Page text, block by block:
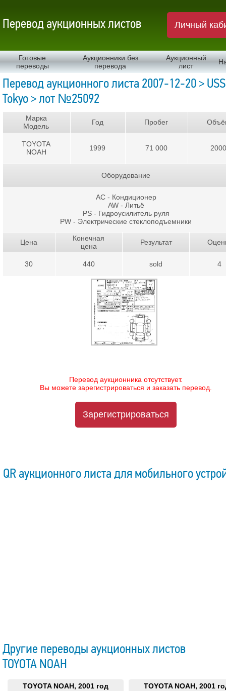
Перевод аукционных листов Личный
Готовые
переводы
Аукционники без
перевода
Аукционный
лист
Перевод аукционного листа 2007-12-20 > USS
Tokyo > лот №25092
Марка
Модель
TOYOTA
NOAH
Год
1999
Пробег
71 000
Оборудование
AC - Кондиционер
AW - Литьё
PS - Гидроусилитель руля
PW - Электрические стеклоподъемники
Цена
30
Конечная
цена
440
Результат
sold 4
Перевод аукционника отсутствует.
Вы можете зарегистрироваться и заказать перевод.
Зарегистрироваться
QR аукционного листа для мобильного
Другие переводы аукционных листов
TOYOTA NOAH
TOYOTA NOAH, 2001 год TOYOTA NOAH, 2001